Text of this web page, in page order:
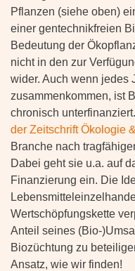
Pflanzen (siehe oben)
einer gentechnikfreien
Bedeutung der
nicht in den zur
wider. Auch wenn jedes
zusammenkommen, ist
chronisch
der Zeitschrift Ökologie
Branche nach
Dabei geht sie u.a. auf
Finanzierung ein. Die
Wertschöpfungskette
Anteil seines (Bio-
Biozüchtung zu
Ansatz, wie wir finden!